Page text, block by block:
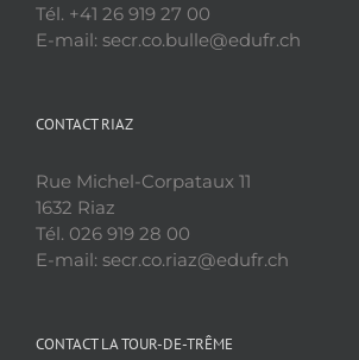
Tél. +41 26 919 27 00
E-mail: secr.co.bulle@edufr.ch
CONTACT RIAZ
Rue Michel-Corpataux 11
1632 Riaz
Tél. 026 919 28 00
E-mail: secr.co.riaz@edufr.ch
CONTACT LA TOUR-DE-TRÊME